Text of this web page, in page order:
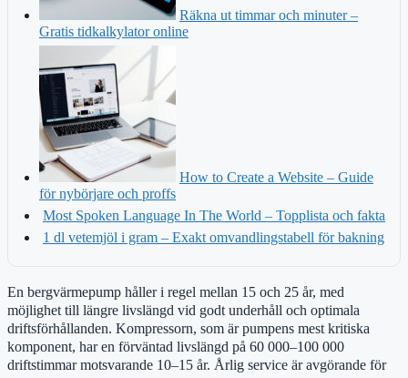
Räkna ut timmar och minuter –
Gratis tidkalkylator online
How to Create a Website – Guide
för nybörjare och proffs
Most Spoken Language In The World – Topplista och fakta
1 dl vetemjöl i gram – Exakt omvandlingstabell för bakning
En bergvärmepump håller i regel mellan 15 och 25 år, med
möjlighet till längre livslängd vid godt underhåll och optimala
driftsförhållanden. Kompressorn, som är pumpens mest kritiska
komponent, har en förväntad livslängd på 60 000–100 000
driftstimmar motsvarande 10–15 år. Årlig service är avgörande för